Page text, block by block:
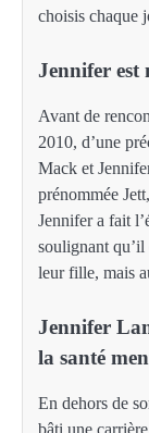
choisis chaque
Jennifer est
Avant de
2010, d’une
Mack et
prénommée
Jennifer a fait
soulignant
leur fille, mais
Jennifer
la santé
En dehors de